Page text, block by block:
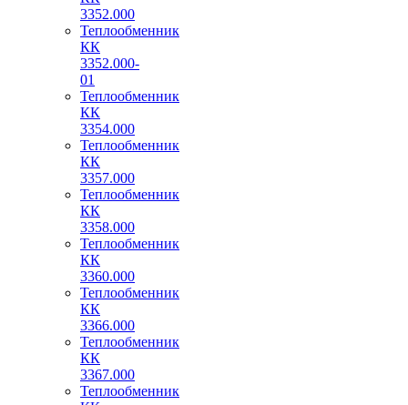
3352.000
Теплообменник
КК
3352.000-
01
Теплообменник
КК
3354.000
Теплообменник
КК
3357.000
Теплообменник
КК
3358.000
Теплообменник
КК
3360.000
Теплообменник
КК
3366.000
Теплообменник
КК
3367.000
Теплообменник